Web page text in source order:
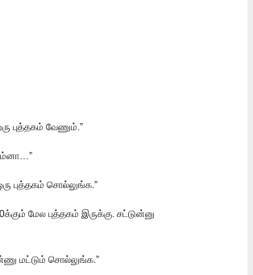
புத்தகம் வேணும்.”
புத்தகம் சொல்லுங்க.”
மேல புத்தகம் இருக்கு. சட்டுன்னு
மட்டும் சொல்லுங்க.”